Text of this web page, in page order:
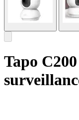
Tapo